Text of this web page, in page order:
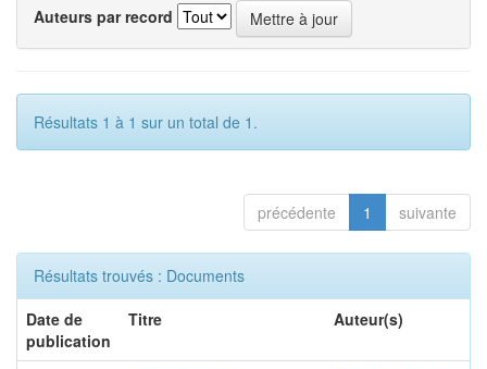
Auteurs par record
Résultats 1 à 1 sur un total de 1.
précédente 1 suivante
Résultats trouvés : Documents
Date de
publication
Titre Auteur(s)